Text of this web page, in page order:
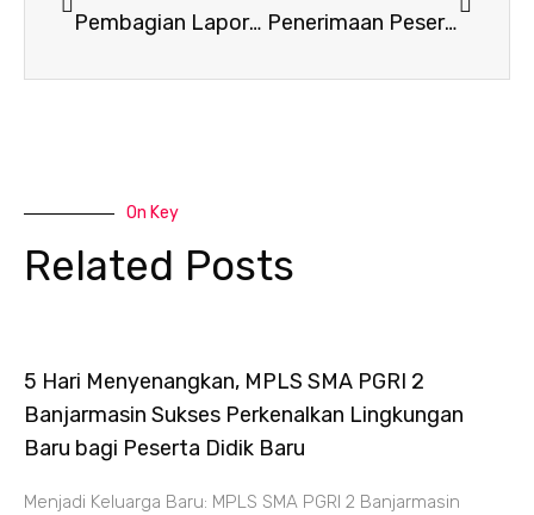
Pembagian Laporan Hasil Belajar Peserta Didik Tahun Pelajaran 2022/2023 Penerimaan Peserta Didik Baru (PPDB) Tahun Pelajaran 2023/2024
On Key
Related Posts
5 Hari Menyenangkan, MPLS SMA PGRI 2
Banjarmasin Sukses Perkenalkan Lingkungan
Baru bagi Peserta Didik Baru
Menjadi Keluarga Baru: MPLS SMA PGRI 2 Banjarmasin